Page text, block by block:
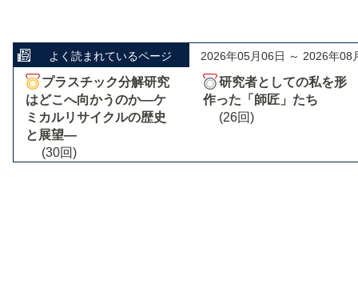
よく読まれているページ 2026年05月06日 ～ 2026年08
プラスチック分解研究
はどこへ向かうのか―ケ
ミカルリサイクルの歴史
と展望―
(30回)
研究者としての私を形
作った「師匠」たち
(26回)